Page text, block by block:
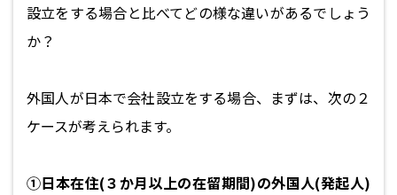
設立をする場合と比べてどの様な違いがあるでしょう
か？
外国人が日本で会社設立をする場合、まずは、次の２
ケースが考えられます。
①日本在住(３か月以上の在留期間)の外国人(発起人)